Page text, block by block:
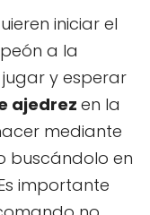
iniciar el
a la
y esperar
ajedrez en la
mediante
buscándolo en
importante